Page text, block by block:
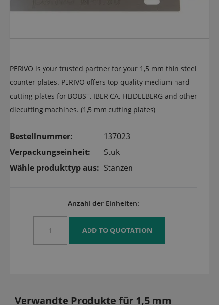
PERIVO is your trusted partner for your 1,5 mm thin steel
counter plates. PERIVO offers top quality medium hard
cutting plates for BOBST, IBERICA, HEIDELBERG and other
diecutting machines. (1,5 mm cutting plates)
Bestellnummer:
137023
Verpackungseinheit:
Stuk
Wähle produkttyp aus: Stanzen
Anzahl der Einheiten:
Verwandte Produkte für 1,5 mm